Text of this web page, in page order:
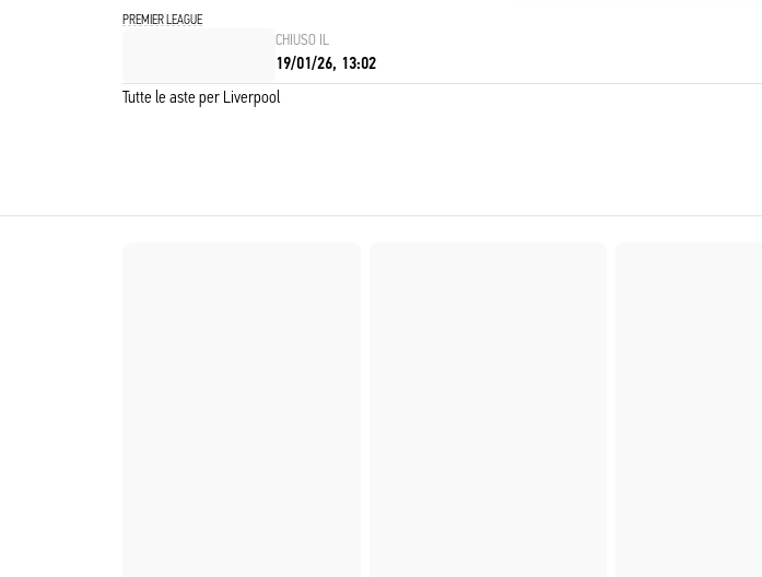
PREMIER LEAGUE
CHIUSO IL
19/01/26, 13:02
Tutte le aste per Liverpool